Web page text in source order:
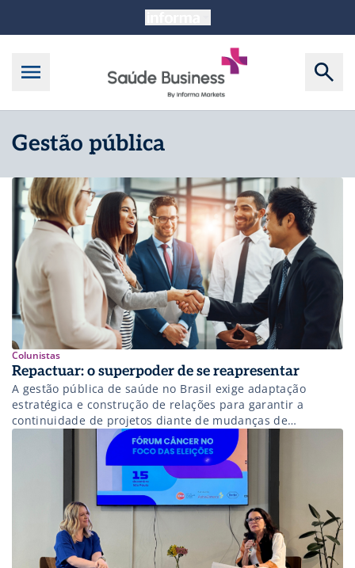
Gestão pública
Colunistas
Repactuar: o superpoder de se reapresentar
A gestão pública de saúde no Brasil exige adaptação
estratégica e construção de relações para garantir a
continuidade de projetos diante de mudanças de